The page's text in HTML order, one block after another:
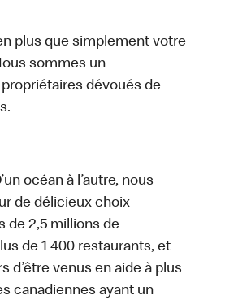
plus que simplement votre
sommes un
dévoués de
océan à l’autre, nous
de délicieux choix
de 2,5 millions de
de 1 400 restaurants, et
d’être venus en aide à plus
canadiennes ayant un